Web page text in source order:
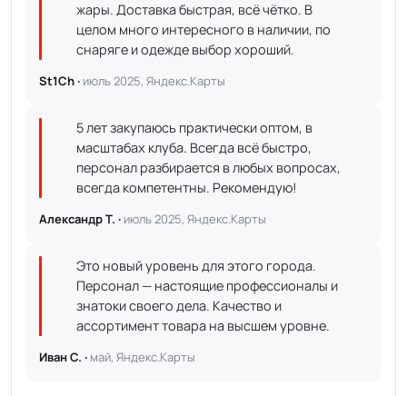
жары. Доставка быстрая, всё чётко. В
целом много интересного в наличии, по
снаряге и одежде выбор хороший.
St1Ch · июль 2025, Яндекс.Карты
5 лет закупаюсь практически оптом, в
масштабах клуба. Всегда всё быстро,
персонал разбирается в любых вопросах,
всегда компетентны. Рекомендую!
Александр Т. · июль 2025, Яндекс.Карты
Это новый уровень для этого города.
Персонал — настоящие профессионалы и
знатоки своего дела. Качество и
ассортимент товара на высшем уровне.
Иван С. · май, Яндекс.Карты